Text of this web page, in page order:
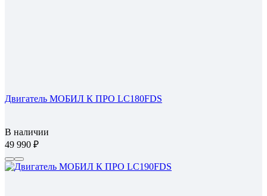
Двигатель МОБИЛ К ПРО LC180FDS
В наличии
49 990